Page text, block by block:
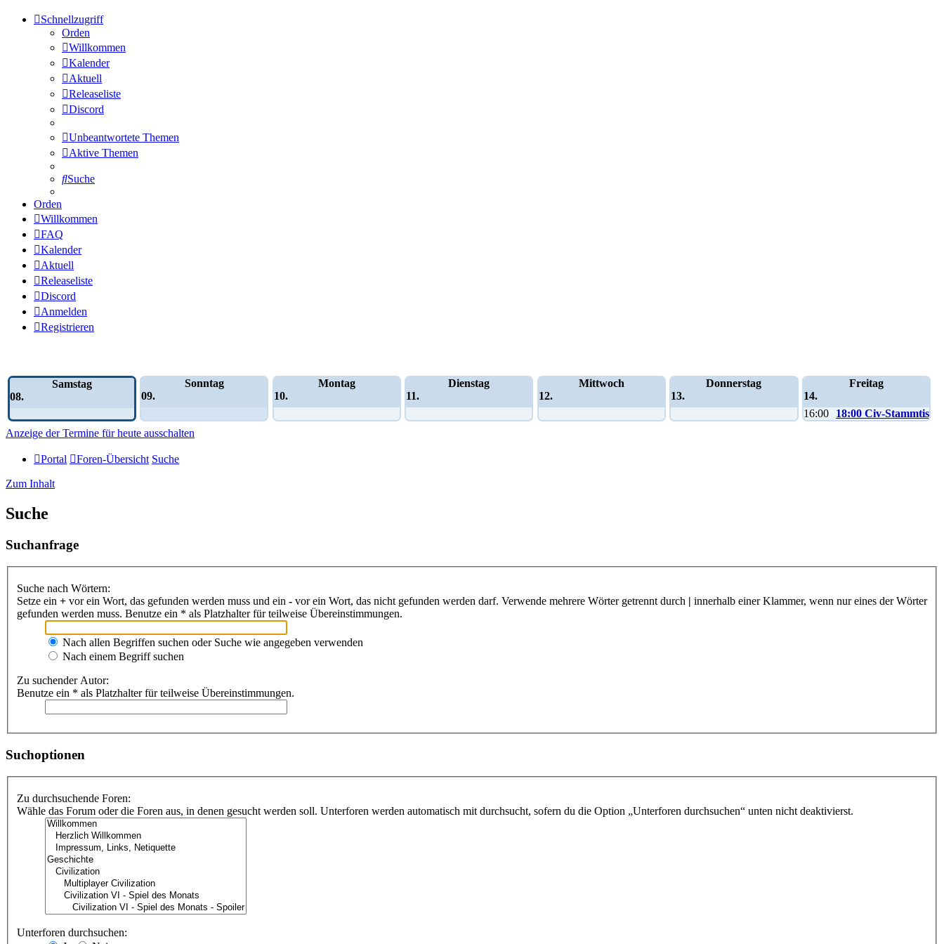
Schnellzugriff
Orden
Willkommen
Kalender
Aktuell
Releaseliste
Discord
Unbeantwortete Themen
Aktive Themen
Suche
Orden
Willkommen
FAQ
Kalender
Aktuell
Releaseliste
Discord
Anmelden
Registrieren
Samstag
08.
Sonntag
09.
Montag
10.
Dienstag
11.
Mittwoch
12.
Donnerstag
13.
Freitag
14.
16:00
18:00 Civ-Stammtisch
Anzeige der Termine für heute ausschalten
Portal Foren-Übersicht Suche
Zum Inhalt
Suche
Suchanfrage
Suche nach Wörtern:
Setze ein + vor ein Wort, das gefunden werden muss und ein - vor ein Wort, das nicht gefunden werden darf. Verwende mehrere Wörter getrennt durch | innerhalb einer Klammer, wenn nur eines der Wörter
gefunden werden muss. Benutze ein * als Platzhalter für teilweise Übereinstimmungen.
Nach allen Begriffen suchen oder Suche wie angegeben verwenden
Nach einem Begriff suchen
Zu suchender Autor:
Benutze ein * als Platzhalter für teilweise Übereinstimmungen.
Suchoptionen
Zu durchsuchende Foren:
Wähle das Forum oder die Foren aus, in denen gesucht werden soll. Unterforen werden automatisch mit durchsucht, sofern du die Option „Unterforen durchsuchen“ unten nicht deaktivierst.
Unterforen durchsuchen: